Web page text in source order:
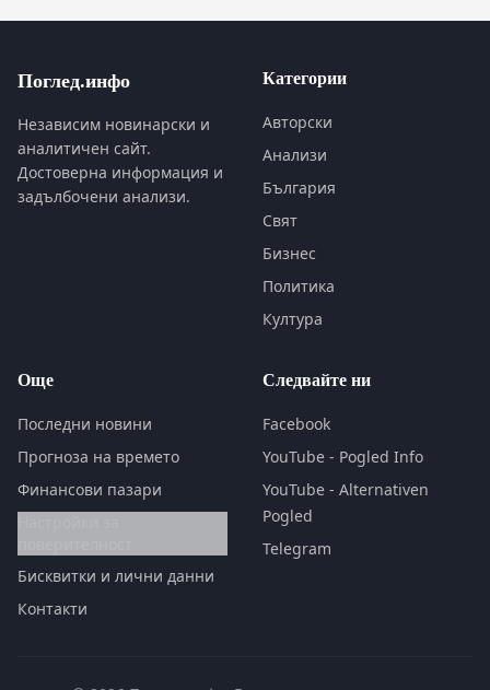
Поглед.инфо
Независим новинарски и
аналитичен сайт.
Достоверна информация и
задълбочени анализи.
Категории
Авторски
Анализи
България
Свят
Бизнес
Политика
Култура
Още
Последни новини
Прогноза на времето
Финансови пазари
Бисквитки и лични данни
Контакти
Следвайте ни
Facebook
YouTube - Pogled Info
YouTube - Alternativen
Pogled
Telegram